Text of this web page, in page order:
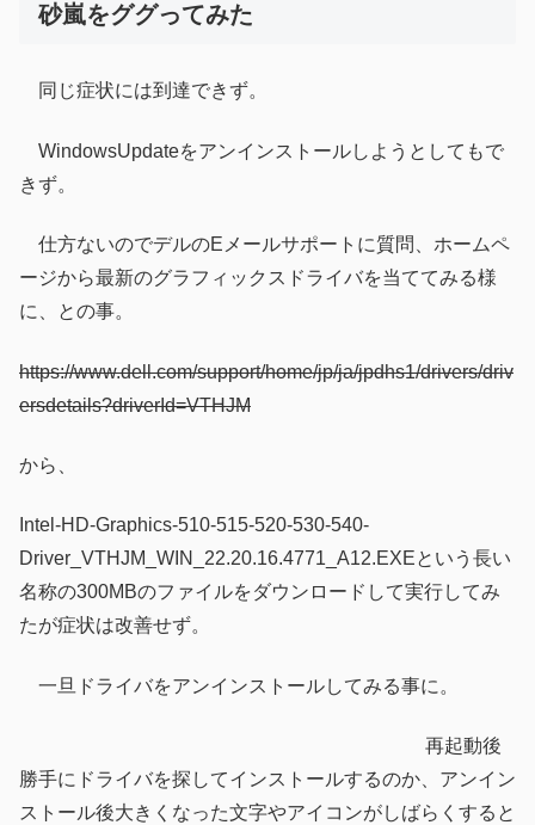
砂嵐をググってみた
同じ症状には到達できず。
WindowsUpdateをアンインストールしようとしてもで
きず。
仕方ないのでデルのEメールサポートに質問、ホームペ
ージから最新のグラフィックスドライバを当ててみる様
に、との事。
https://www.dell.com/support/home/jp/ja/jpdhs1/drivers/driv
ersdetails?driverId=VTHJM
から、
Intel-HD-Graphics-510-515-520-530-540-
Driver_VTHJM_WIN_22.20.16.4771_A12.EXEという長い
名称の300MBのファイルをダウンロードして実行してみ
たが症状は改善せず。
一旦ドライバをアンインストールしてみる事に。
再起動後
勝手にドライバを探してインストールするのか、アンイン
ストール後大きくなった文字やアイコンがしばらくすると